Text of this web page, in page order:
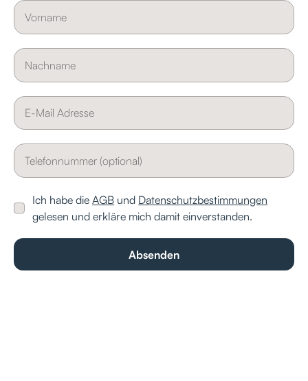
Ich habe dieAGB und Datenschutzbestimmungen
gelesen und erkläre mich damit einverstanden.